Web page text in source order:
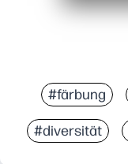
#färbung
#diversität